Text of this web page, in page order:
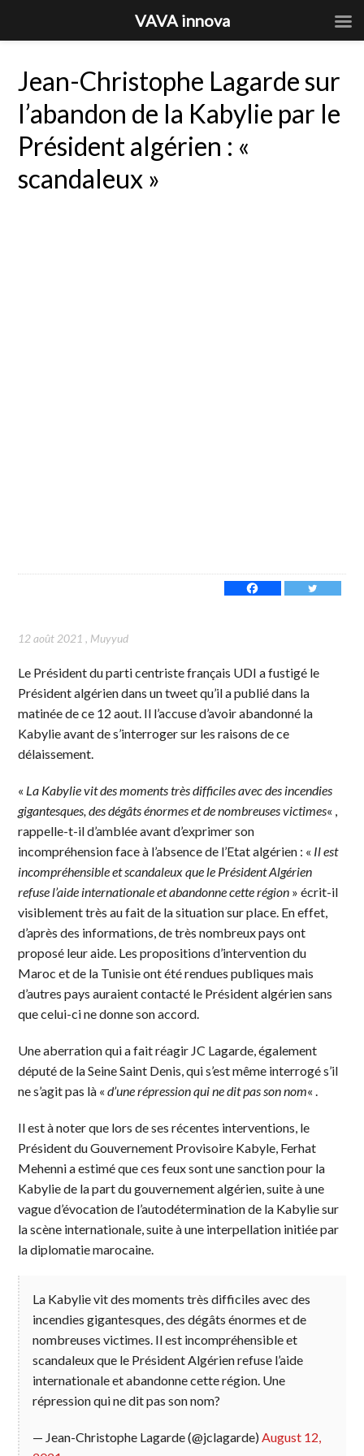
Jean-Christophe Lagarde sur
l’abandon de la Kabylie par le
Président algérien : «
scandaleux »
12 août 2021 , Muyyud
Le Président du parti centriste français UDI a fustigé le
Président algérien dans un tweet qu’il a publié dans la
matinée de ce 12 aout. Il l’accuse d’avoir abandonné la
Kabylie avant de s’interroger sur les raisons de ce
délaissement.
« La Kabylie vit des moments très difficiles avec des incendies
gigantesques, des dégâts énormes et de nombreuses victimes« ,
rappelle-t-il d’amblée avant d’exprimer son
incompréhension face à l’absence de l’Etat algérien : « Il est
incompréhensible et scandaleux que le Président Algérien
refuse l’aide internationale et abandonne cette région » écrit-il
visiblement très au fait de la situation sur place. En effet,
d’après des informations, de très nombreux pays ont
proposé leur aide. Les propositions d’intervention du
Maroc et de la Tunisie ont été rendues publiques mais
d’autres pays auraient contacté le Président algérien sans
que celui-ci ne donne son accord.
Une aberration qui a fait réagir JC Lagarde, également
député de la Seine Saint Denis, qui s’est même interrogé s’il
ne s’agit pas là «d’une répression qui ne dit pas son nom« .
Il est à noter que lors de ses récentes interventions, le
Président du Gouvernement Provisoire Kabyle, Ferhat
Mehenni a estimé que ces feux sont une sanction pour la
Kabylie de la part du gouvernement algérien, suite à une
vague d’évocation de l’autodétermination de la Kabylie sur
la scène internationale, suite à une interpellation initiée par
la diplomatie marocaine.
La Kabylie vit des moments très difficiles avec des
incendies gigantesques, des dégâts énormes et de
nombreuses victimes. Il est incompréhensible et
scandaleux que le Président Algérien refuse l’aide
internationale et abandonne cette région. Une
répression qui ne dit pas son nom?
— Jean-Christophe Lagarde (@jclagarde)August 12,
VAVA innova